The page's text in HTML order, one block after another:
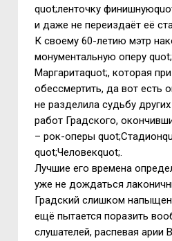
quot;ленточку
и даже не переиздаёт её
К своему 60-летию мэтр
монументальную оперу
Маргаритаquot;, которая
обессмертить, да вот есть
не разделила судьбу
работ Градского,
– рок-оперы
quot;Человекquot;.
Лучшие его времена
уже не дождаться
Градский слишком
ещё пытается поразить
слушателей, распевая арии